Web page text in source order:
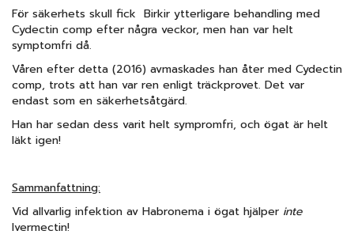
För säkerhets skull fick Birkir ytterligare behandling med
Cydectin comp efter några veckor, men han var helt
symptomfri då.
Våren efter detta (2016) avmaskades han åter med Cydectin
comp, trots att han var ren enligt träckprovet. Det var
endast som en säkerhetsåtgärd.
Han har sedan dess varit helt sympromfri, och ögat är helt
läkt igen!
Sammanfattning:
Vid allvarlig infektion av Habronema i ögat hjälper inte
Ivermectin!